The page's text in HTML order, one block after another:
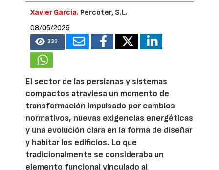
Xavier Garcia. Percoter, S.L.
08/05/2026
330
El sector de las persianas y sistemas
compactos atraviesa un momento de
transformación impulsado por cambios
normativos, nuevas exigencias energéticas
y una evolución clara en la forma de diseñar
y habitar los edificios. Lo que
tradicionalmente se consideraba un
elemento funcional vinculado al